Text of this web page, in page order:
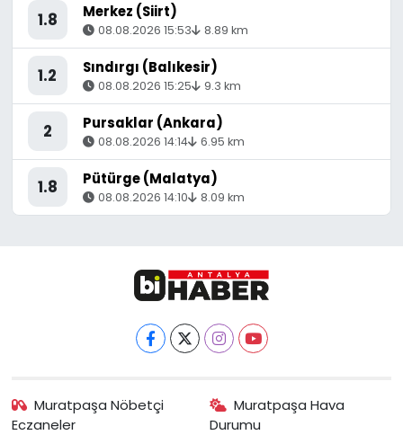
1.8 Merkez (Siirt)
08.08.2026 15:53 8.89 km
1.2 Sındırgı (Balıkesir)
08.08.2026 15:25 9.3 km
2 Pursaklar (Ankara)
08.08.2026 14:14 6.95 km
1.8 Pütürge (Malatya)
08.08.2026 14:10 8.09 km
Muratpaşa Nöbetçi
Eczaneler
Muratpaşa Hava
Durumu